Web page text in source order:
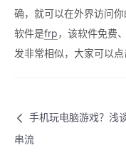
确，就可以在外界访问
软件是frp，该软件免费
发非常相似，大家可以点
手机玩电脑游戏？浅
串流